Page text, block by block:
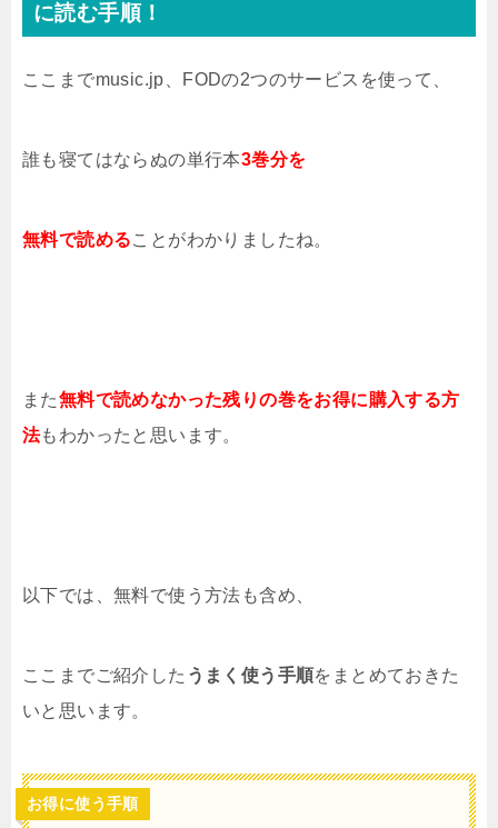
に読む手順！
ここまでmusic.jp、FODの2つのサービスを使って、
誰も寝てはならぬの単行本3巻分を
無料で読めることがわかりましたね。
また無料で読めなかった残りの巻をお得に購入する方
法もわかったと思います。
以下では、無料で使う方法も含め、
ここまでご紹介した うまく使う手順をまとめておきた
いと思います。
お得に使う手順